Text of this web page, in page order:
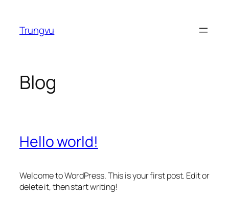
phầnTrungvu
Blog
Hello world!
Welcome to WordPress. This is your first post. Edit or
delete it, then start writing!